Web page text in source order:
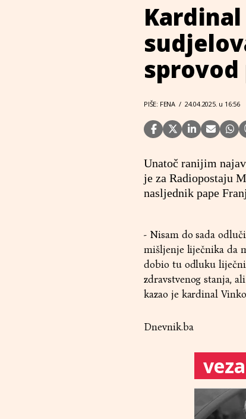
sprovod
PIŠE: FENA / 24.04.2025. u 16:56
Unatoč ranijim
je za Radiopostaju
nasljednik pape
- Nisam do sada
mišljenje liječnika da
dobio tu odluku
zdravstvenog stanja,
kazao je kardinal
Dnevnik.ba